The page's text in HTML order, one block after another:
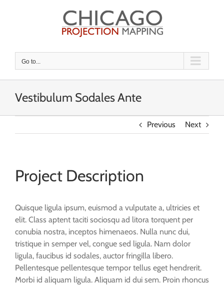
Go to...
Vestibulum Sodales Ante
Previous Next
Project Description
Quisque ligula ipsum, euismod a vulputate a, ultricies et
elit. Class aptent taciti sociosqu ad litora torquent per
conubia nostra, inceptos himenaeos. Nulla nunc dui,
tristique in semper vel, congue sed ligula. Nam dolor
ligula, faucibus id sodales, auctor fringilla libero.
Pellentesque pellentesque tempor tellus eget hendrerit.
Morbi id aliquam ligula. Aliquam id dui sem. Proin rhoncus